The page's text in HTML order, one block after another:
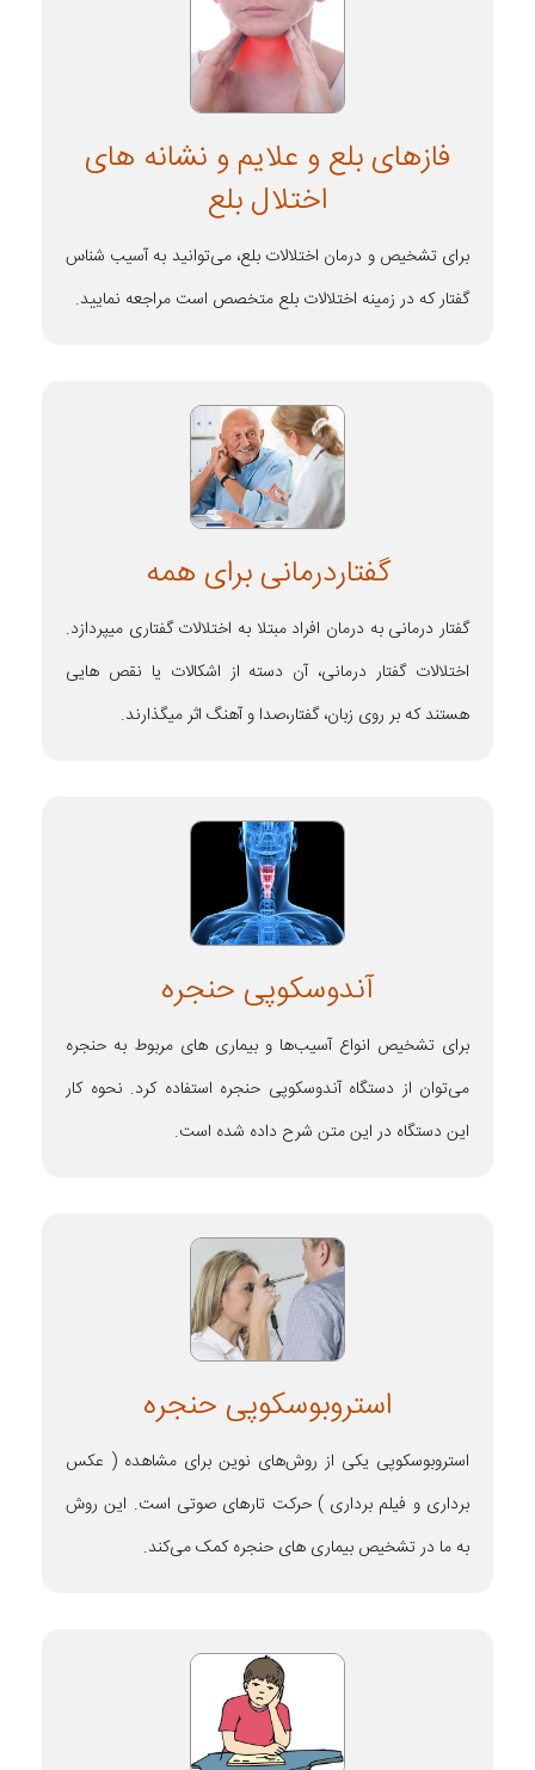
فازهای بلع و علایم و نشانه های
اختلال بلع
برای تشخیص و درمان اختلالات بلع، می‌توانید به آسیب شناس
گفتار که در زمینه اختلالات بلع متخصص است مراجعه نمایید.
گفتاردرمانی برای همه
گفتار درمانی به درمان افراد مبتلا به اختلالات گفتاری میپردازد.
اختلالات گفتار درمانی، آن دسته از اشکالات یا نقص هایی
هستند که بر روی زبان، گفتار،صدا و آهنگ اثر میگذارند.
آندوسکوپی حنجره
برای تشخیص انواع آسیب‌ها و بیماری های مربوط به حنجره
می‌توان از دستگاه آندوسکوپی حنجره استفاده کرد. نحوه کار
این دستگاه در این متن شرح داده شده است.
استروبوسکوپی حنجره
استروبوسکوپی یکی از روش‌های نوین برای مشاهده ( عکس
برداری و فیلم برداری ) حرکت تارهای صوتی است. این روش
به ما در تشخیص بیماری های حنجره کمک می‌کند.